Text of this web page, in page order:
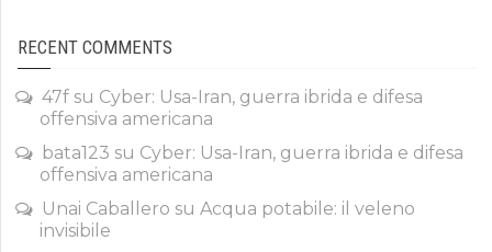
RECENT COMMENTS
47f su Cyber: Usa-Iran, guerra ibrida e difesa
offensiva americana
bata123 su Cyber: Usa-Iran, guerra ibrida e difesa
offensiva americana
Unai Caballero su Acqua potabile: il veleno
invisibile